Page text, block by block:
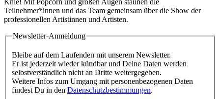
Teilnehmer*innen und das Team gemeinsam über die Show der
professionellen Artistinnen und Artisten.
Newsletter-Anmeldung
Bleibe auf dem Laufenden mit unserem Newsletter.
Er ist jederzeit wieder kündbar und Deine Daten werden
selbstverständlich nicht an Dritte weitergegeben.
Weitere Infos zum Umgang mit personenbezogenen Daten
findest Du in den Datenschutzbestimmungen.